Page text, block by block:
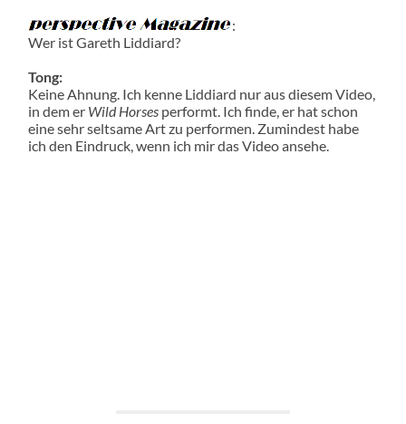
:
Wer ist Gareth Liddiard?
Tong:
Keine Ahnung. Ich kenne Liddiard nur aus diesem Video,
in dem er Wild Horses performt. Ich finde, er hat schon
eine sehr seltsame Art zu performen. Zumindest habe
ich den Eindruck, wenn ich mir das Video ansehe.